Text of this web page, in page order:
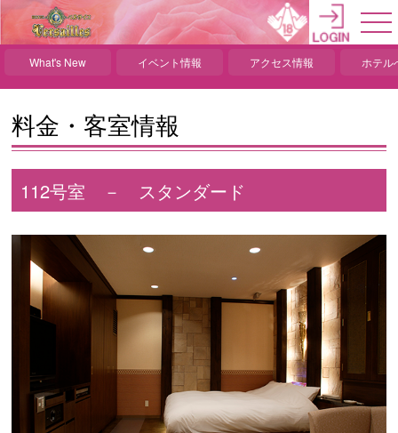
What's New イベント情報 アクセス情報 ホテル
料金・客室情報
112号室 － スタンダード